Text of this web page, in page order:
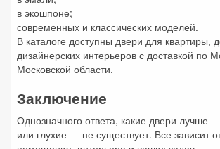
в экошпоне;
современных и классических моделей.
В каталоге доступны двери для квартиры,
дизайнерских интерьеров с доставкой по
Московской области.
Заключение
Однозначного ответа, какие двери лучше
или глухие — не существует. Все зависит